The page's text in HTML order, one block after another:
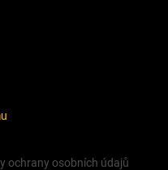
ochrany osobních údajů